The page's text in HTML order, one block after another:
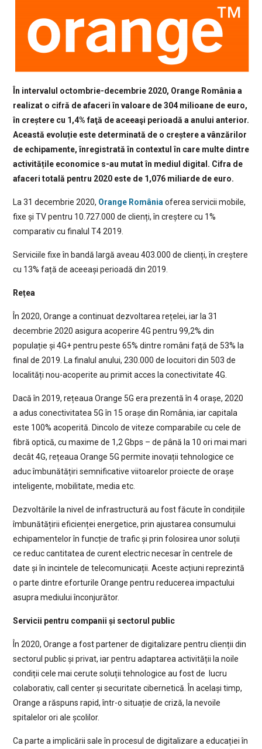
În intervalul octombrie-decembrie 2020, Orange România a
realizat o cifră de afaceri în valoare de 304 milioane de euro,
în creștere cu 1,4% faţă de aceeaşi perioadă a anului anterior.
Această evoluție este determinată de o creștere a vânzărilor
de echipamente, înregistrată în contextul în care multe dintre
activitățile economice s-au mutat în mediul digital. Cifra de
afaceri totală pentru 2020 este de 1,076 miliarde de euro.
La 31 decembrie 2020, Orange Româniaoferea servicii mobile,
fixe și TV pentru 10.727.000 de clienți, în creștere cu 1%
comparativ cu finalul T4 2019.
Serviciile fixe în bandă largă aveau 403.000 de clienți, în creștere
cu 13% față de aceeași perioadă din 2019.
Rețea
În 2020, Orange a continuat dezvoltarea rețelei, iar la 31
decembrie 2020 asigura acoperire 4G pentru 99,2% din
populație și 4G+ pentru peste 65% dintre români față de 53% la
final de 2019. La finalul anului, 230.000 de locuitori din 503 de
localități nou-acoperite au primit acces la conectivitate 4G.
Dacă în 2019, rețeaua Orange 5G era prezentă în 4 orașe, 2020
a adus conectivitatea 5G în 15 orașe din România, iar capitala
este 100% acoperită. Dincolo de viteze comparabile cu cele de
fibră optică, cu maxime de 1,2 Gbps – de până la 10 ori mai mari
decât 4G, rețeaua Orange 5G permite inovații tehnologice ce
aduc îmbunătățiri semnificative viitoarelor proiecte de orașe
inteligente, mobilitate, media etc.
Dezvoltările la nivel de infrastructură au fost făcute în condițiile
îmbunătățirii eficienței energetice, prin ajustarea consumului
echipamentelor în funcție de trafic și prin folosirea unor soluții
ce reduc cantitatea de curent electric necesar în centrele de
date și în incintele de telecomunicații. Aceste acțiuni reprezintă
o parte dintre eforturile Orange pentru reducerea impactului
asupra mediului înconjurător.
Servicii pentru companii și sectorul public
În 2020, Orange a fost partener de digitalizare pentru clienții din
sectorul public și privat, iar pentru adaptarea activității la noile
condiții cele mai cerute soluții tehnologice au fost de lucru
colaborativ, call center și securitate cibernetică. În același timp,
Orange a răspuns rapid, într-o situație de criză, la nevoile
spitalelor ori ale școlilor.
Ca parte a implicării sale în procesul de digitalizare a educației în